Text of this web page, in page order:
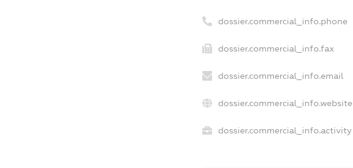
dossier.commercial_info.phone
dossier.commercial_info.fax
dossier.commercial_info.email
dossier.commercial_info.website
dossier.commercial_info.activity